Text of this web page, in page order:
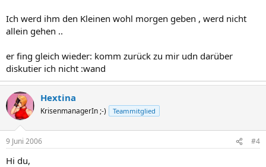
Ich werd ihm den Kleinen wohl morgen geben , werd nicht
allein gehen ..
er fing gleich wieder: komm zurück zu mir udn darüber
diskutier ich nicht :wand
Hextina
KrisenmanagerIn ;-) Teammitglied
9 Juni 2006 #4
Hi du,